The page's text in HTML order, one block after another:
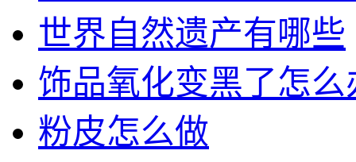
世界自然遗产有哪些
饰品氧化变黑了怎么
粉皮怎么做